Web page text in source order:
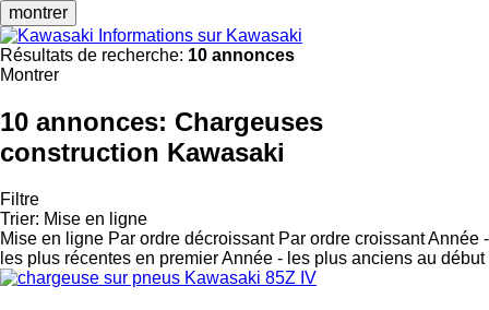
montrer
Informations sur Kawasaki
Résultats de recherche: 10 annonces
Montrer
10 annonces: Chargeuses
construction Kawasaki
Filtre
Trier: Mise en ligne
Mise en ligne Par ordre décroissant Par ordre croissantAnnée -
les plus récentes en premierAnnée - les plus anciens au début